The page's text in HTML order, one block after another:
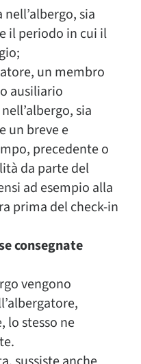
sia
il periodo in cui il
un membro
ausiliario
sia
un breve e
precedente o
da parte del
ad esempio alla
prima del check-in
consegnate
vengono
lo stesso ne